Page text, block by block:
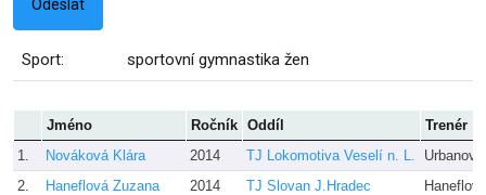
Sport: sportovní gymnastika žen
Jméno Ročník Oddíl
Trenér
1.
Nováková Klára 2014 TJ Lokomotiva Veselí n. L.
2.
Haneflová Zuzana 2014 TJ Slovan J.Hradec